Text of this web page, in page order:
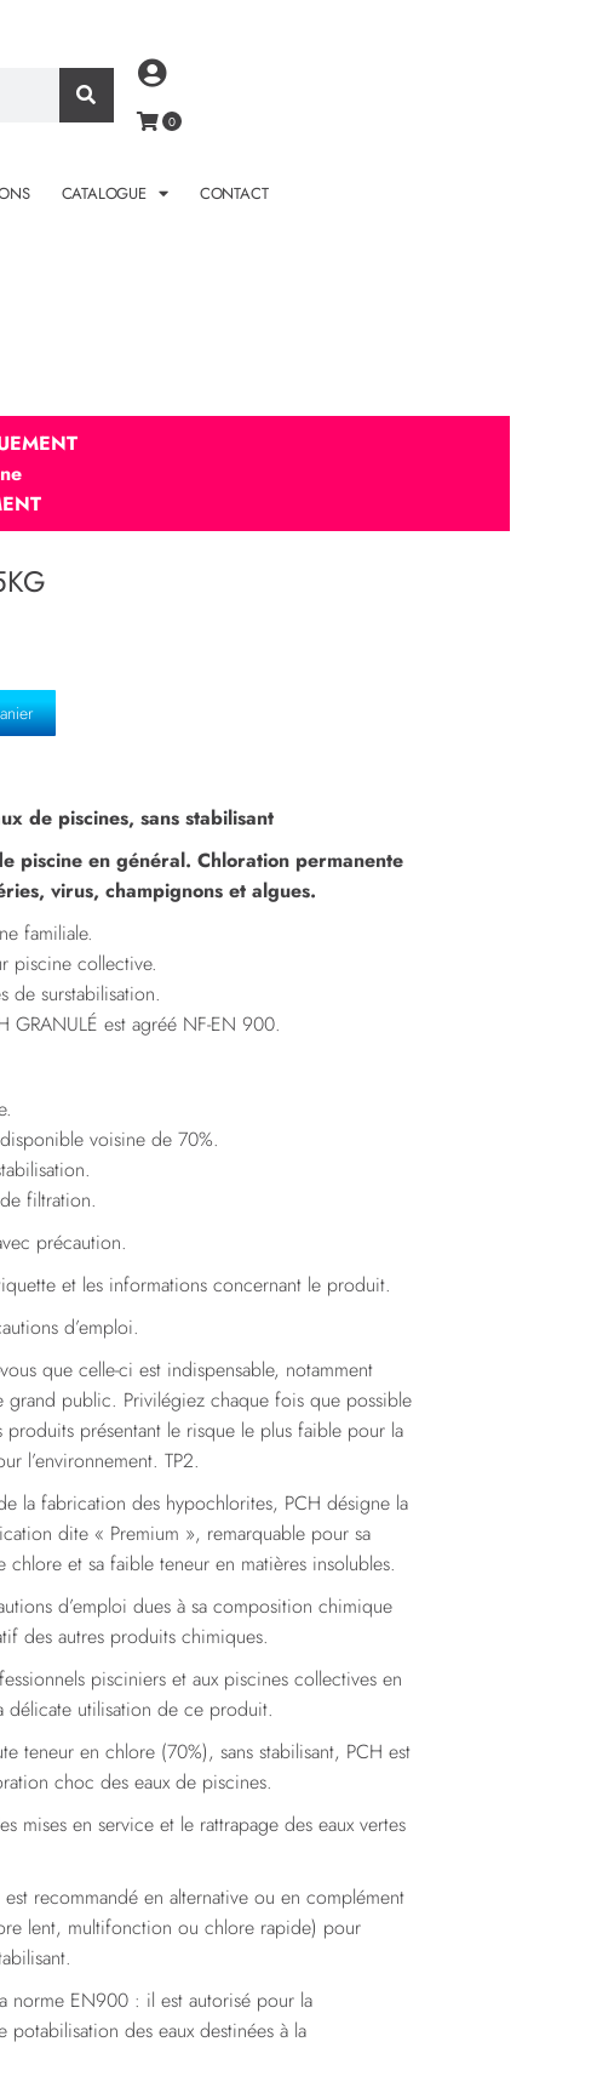
CATALOGUE CONTACT
de piscines, sans stabilisant
piscine en général. Chloration permanente
virus, champignons et algues.
familiale.
piscine collective.
de surstabilisation.
GRANULÉ est agréé NF-EN 900.
voisine de 70%.
filtration.
précaution.
et les informations concernant le produit.
d’emploi.
que celle-ci est indispensable, notamment
grand public. Privilégiez chaque fois que possible
produits présentant le risque le plus faible pour la
l’environnement. TP2.
la fabrication des hypochlorites, PCH désigne la
dite « Premium », remarquable pour sa
et sa faible teneur en matières insolubles.
d’emploi dues à sa composition chimique
des autres produits chimiques.
pisciniers et aux piscines collectives en
délicate utilisation de ce produit.
teneur en chlore (70%), sans stabilisant, PCH est
choc des eaux de piscines.
mises en service et le rattrapage des eaux vertes
est recommandé en alternative ou en complément
lent, multifonction ou chlore rapide) pour
norme EN900 : il est autorisé pour la
des eaux destinées à la